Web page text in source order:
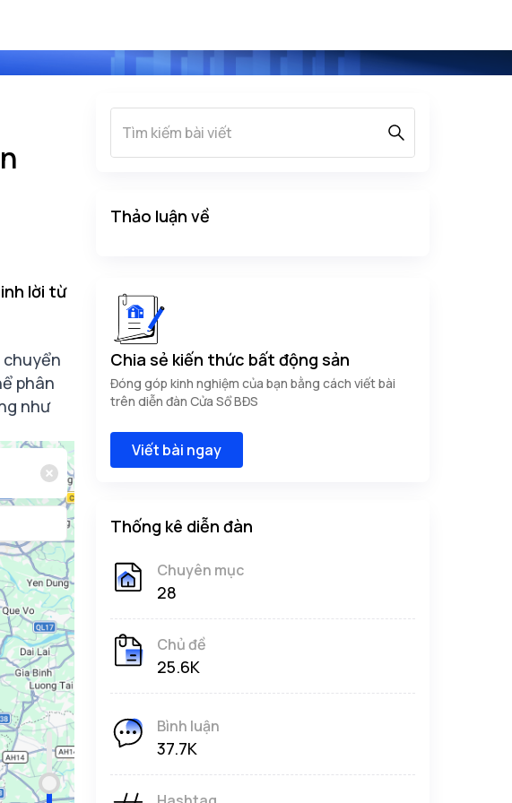
lời từ
chuyển
phân
như
Thảo luận về
Chia sẻ kiến thức bất động sản
Đóng góp kinh nghiệm của bạn bằng cách viết bài
trên diễn đàn Cửa Sổ BĐS
Viết bài ngay
Thống kê diễn đàn
Chuyên mục
28
Chủ đề
25.6K
Bình luận
37.7K